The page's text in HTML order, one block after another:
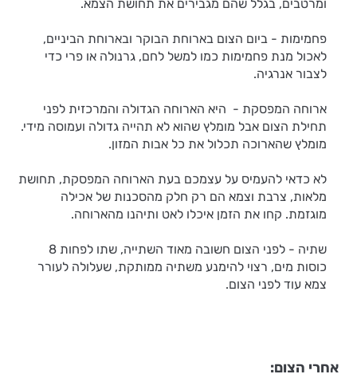
ומרטבים, בגלל שהם מגבירים את תחושת הצמא.
פחמימות - ביום הצום בארוחת הבוקר ובארוחת הביניים,
לאכול מנת פחמימות כמו למשל לחם, גרנולה או פרי כדי
לצבור אנרגיה.
ארוחה המפסקת - היא הארוחה הגדולה והמרכזית לפני
תחילת הצום אבל מומלץ שהוא לא תהייה גדולה ועמוסה מידי.
מומלץ שהארוכה תכלול את כל אבות המזון.
לא כדאי להעמיס על עצמכם בעת הארוחה המפסקת, תחושת
מלאות, צרבת וצמא הם רק חלק מהסכנות של אכילה
מוגזמת. קחו את הזמן איכלו לאט ותיהנו מהארוחה.
שתיה - לפני הצום חשובה מאוד השתייה, שתו לפחות 8
כוסות מים, רצוי להימנע משתיה ממותקת, שעלולה לעורר
צמא עוד לפני הצום.
אחרי הצום: